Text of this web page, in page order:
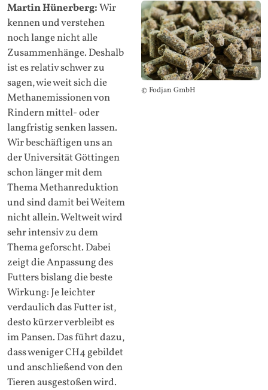
Martin Hünerberg:Wir
kennen und verstehen
noch lange nicht alle
Zusammenhänge. Deshalb
ist es relativ schwer zu
sagen, wie weit sich die
Methanemissionen von
Rindern mittel- oder
langfristig senken lassen.
Wir beschäftigen uns an
der Universität Göttingen
schon länger mit dem
Thema Methanreduktion
und sind damit bei Weitem
nicht allein. Weltweit wird
sehr intensiv zu dem
Thema geforscht. Dabei
zeigt die Anpassung des
Futters bislang die beste
Wirkung: Je leichter
verdaulich das Futter ist,
desto kürzer verbleibt es
im Pansen. Das führt dazu,
dass weniger CH4 gebildet
und anschließend von den
Tieren ausgestoßen wird.
© Fodjan GmbH